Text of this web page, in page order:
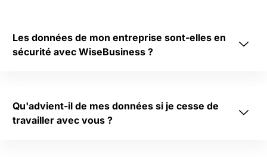
Les données de mon entreprise sont-elles en
sécurité avec WiseBusiness ?
Qu'advient-il de mes données si je cesse de
travailler avec vous ?